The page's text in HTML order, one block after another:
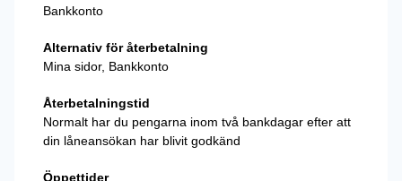
Bankkonto
Alternativ för återbetalning
Mina sidor, Bankkonto
Återbetalningstid
Normalt har du pengarna inom två bankdagar efter att
din låneansökan har blivit godkänd
Öppettider